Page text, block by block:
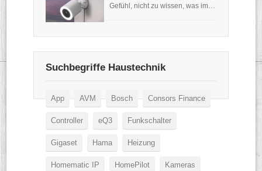
Gefühl, nicht zu wissen, was im…
Suchbegriffe Haustechnik
App AVM Bosch Consors Finance
Controller eQ3 Funkschalter
Gigaset Hama Heizung
Homematic IP HomePilot Kameras